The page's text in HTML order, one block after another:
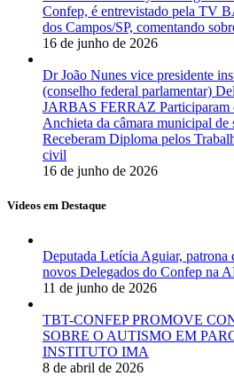
Confep, é entrevistado pela TV
dos Campos/SP, comentando
16 de junho de 2026
Dr João Nunes vice presidente
(conselho federal parlamentar)
JARBAS FERRAZ Participaram
Anchieta da câmara municipal de
Receberam Diploma pelos
civil
16 de junho de 2026
Vídeos em Destaque
Deputada Letícia Aguiar, patrona
novos Delegados do Confep na
11 de junho de 2026
TBT-CONFEP PROMOVE
SOBRE O AUTISMO EM
INSTITUTO IMA
8 de abril de 2026